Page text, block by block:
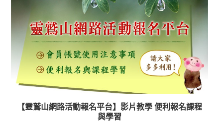
【靈鷲山網路活動報名平台】影片教學 便利報名課程
與學習